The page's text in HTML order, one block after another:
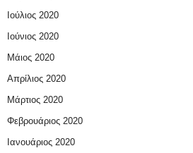
Ιούλιος 2020
Ιούνιος 2020
Μάιος 2020
Απρίλιος 2020
Μάρτιος 2020
Φεβρουάριος 2020
Ιανουάριος 2020